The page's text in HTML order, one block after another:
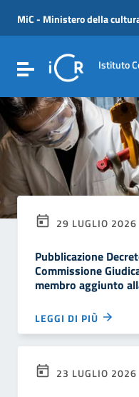
Vai al menu di
Vai al footer
MiC - Ministero della
Attiva / disattiva la
Istituto
29 LUGLIO 2026
Pubblicazione
Commissione
membro aggiunto
LEGGI DI PIÙ
23 LUGLIO 2026